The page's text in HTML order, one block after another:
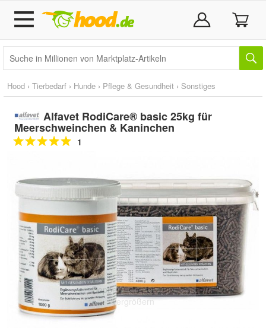
Hood › Tierbedarf › Hunde › Pflege & Gesundheit › Sonstiges
Alfavet RodiCare® basic 25kg für
Meerschweinchen & Kaninchen
1
Doppelt antippen zum
vergrößern